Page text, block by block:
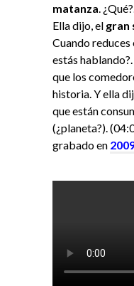
matanza .
Ella dijo, el gran
Cuando reduces
estás
que los
historia. Y ella
que están
(¿planeta?).
grabado en